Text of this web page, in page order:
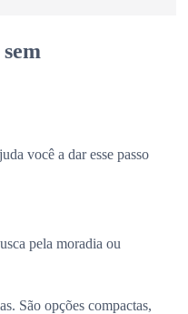
você a dar esse passo
pela moradia ou
São opções compactas,